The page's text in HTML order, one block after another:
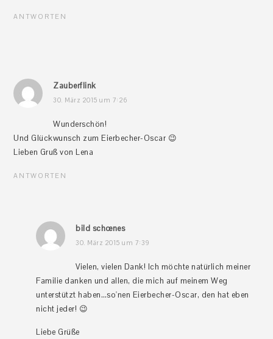
ANTWORTEN
Zauberflink
30. März 2015 um 7:26
Wunderschön!
Und Glückwunsch zum Eierbecher-Oscar 😉
Lieben Gruß von Lena
ANTWORTEN
bild schœnes
30. März 2015 um 7:39
Vielen, vielen Dank! Ich möchte natürlich meiner
Familie danken und allen, die mich auf meinem Weg
unterstützt haben…so'nen Eierbecher-Oscar, den hat eben
nicht jeder! 😉
Liebe Grüße